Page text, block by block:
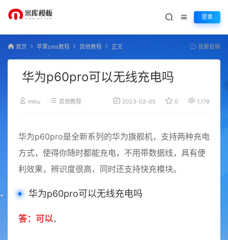
登录
首页 苹果cms教程 其他教程 正文 我要投稿
华为p60pro可以无线充电吗
miku 其他教程 2023-02-05 0 1,179
华为p60pro是全新系列的华为旗舰机，支持两种充电
方式，使得你随时都能充电，不用带数据线，具有便
利效果，辨识度很高，同时还支持快充模块。
华为p60pro可以无线充电吗
答：可以，